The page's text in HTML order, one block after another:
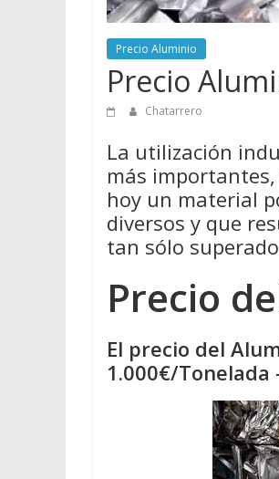
Precio Aluminio
Precio
Chatarrero
La utilización
más
hoy un material
diversos y que
tan sólo
Precio
El precio del
1.000€/Tonelada